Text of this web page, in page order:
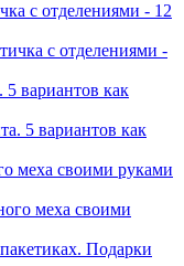
с отделениями - 12
вариантов как
меха своими руками
Подарки